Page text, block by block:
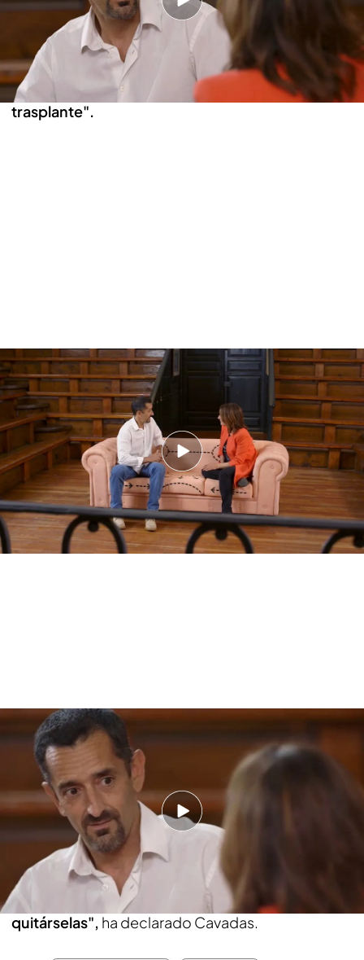
en los medicamentos. Sobre haber efectuado el
primer trasplante de cara, Pedro Cavanas ha
contado que "hubo competición entre las
comunidades para ver quién hacía el primer
trasplante".
"Todos los trasplantes, con suficiente tiempo,
fracasan. Es una verdad incómoda de la
trasplantología.A los 20 años, aproximadamente
el 100% de los órganos trasplantados se han
perdido",ha afirmado Pedro Cavadas.
Pedro Cavadas le ha confesado a Pepa Bueno que
en la trasplantología hay una tendencia a ocultar
las complicaciones.
Además, ha afirmado que
ahora está pendiente de tres pacientes que han
sido trasplantados de manos."Otra situación
muy dolorosa para mí fue un problema que tuvo
un paciente al que le hice un trasplante de
piernas con la medicación y tuve que
quitárselas", ha declarado Cavadas.